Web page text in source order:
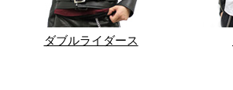
ダブルライダース